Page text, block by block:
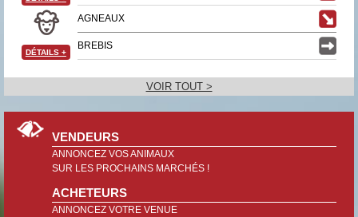
AGNEAUX
BREBIS
DÉTAILS +
VOIR TOUT >
VENDEURS
ANNONCEZ VOS ANIMAUX
SUR LES PROCHAINS MARCHÉS !
ACHETEURS
ANNONCEZ VOTRE VENUE